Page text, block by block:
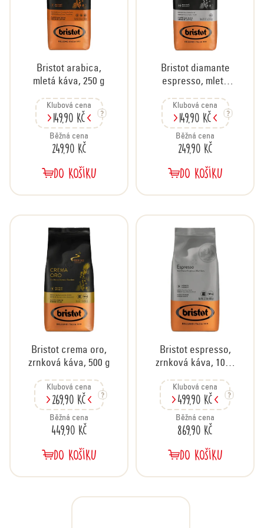
Bristot arabica,
mletá káva, 250 g
Klubová cena
149,90 Kč
Běžná cena
249,90 Kč
DO KOŠÍKU
Bristot diamante
espresso, mletá
Klubová cena
149,90 Kč
Běžná cena
249,90 Kč
DO KOŠÍKU
Bristot crema oro,
zrnková káva, 500 g
Klubová cena
269,90 Kč
Běžná cena
449,90 Kč
DO KOŠÍKU
Bristot espresso,
zrnková káva, 1000
Klubová cena
499,90 Kč
Běžná cena
869,90 Kč
DO KOŠÍKU